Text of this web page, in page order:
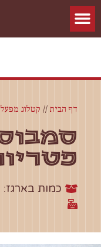
דף הבית // קטלוג מפעל
כמות בארגז: 12